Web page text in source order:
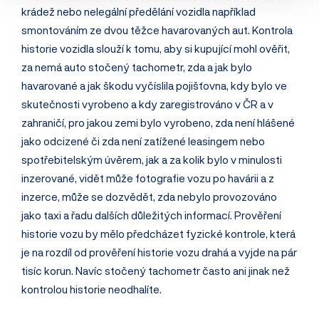
krádež nebo nelegální předělání vozidla například
smontová­ním ze dvou těžce havarovaných aut. Kontrola
historie vozidla slouží k tomu, aby si kupující mohl ověřit,
za nemá auto stočený tachometr, zda a jak bylo
havarované a jak škodu vyčíslila pojišťovna, kdy bylo ve
skutečnosti vyrobeno a kdy zaregis­trováno v ČR a v
zahraničí, pro jakou zemi bylo vyrobeno, zda není hlášené
jako odcizené či zda není zatížené leasingem nebo
spotřebitelským úvěrem, jak a za kolik bylo v minulosti
inzerované, vidět může fotografie vozu po havárii a z
inzerce, může se dozvědět, zda nebylo provozováno
jako taxi a řadu dalších důležitých informací. Prověření
historie vozu by mělo předcházet fyzické kontrole, která
je na rozdíl od prověření historie vozu drahá a vyjde na pár
tisíc korun. Navíc stočený tachometr často ani jinak než
kontrolou historie neodhalíte.